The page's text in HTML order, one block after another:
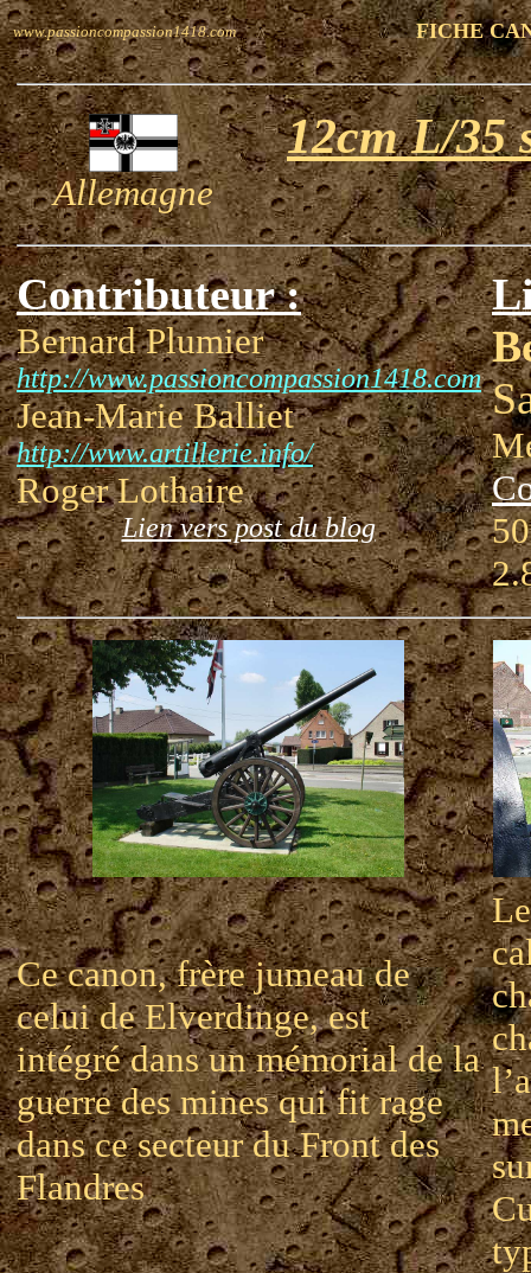
www.passioncompassion1418.com FICHE
Allemagne
12cm L/35
Contributeur :
Bernard Plumier
http://www.passioncompassion1418.com
Jean-Marie Balliet
http://www.artillerie.info/
Roger Lothaire
Lien vers post du blog
Ce canon, frère jumeau de
celui de Elverdinge, est
intégré dans un mémorial de la
guerre des mines qui fit rage
dans ce secteur du Front des
Flandres